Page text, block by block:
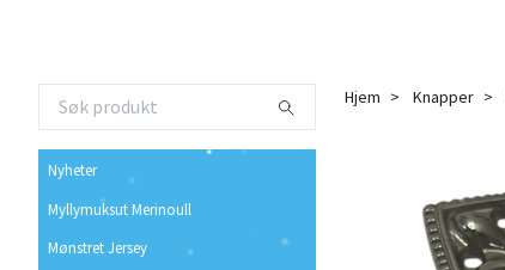
Nyheter
Myllymuksut Merinoull
Mønstret Jersey
Hjem Knapper